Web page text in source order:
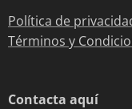
Política de
Términos y
Contacta aquí